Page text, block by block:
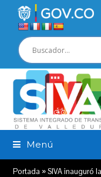
Menú
Portada »SIVA inauguró